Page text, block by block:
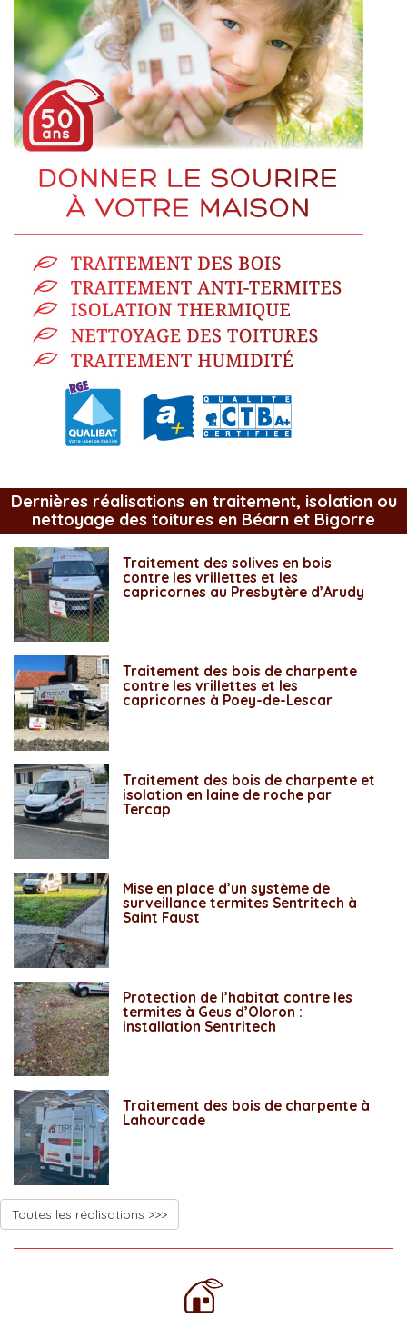
Dernières réalisations en traitement, isolation ou
nettoyage des toitures en Béarn et Bigorre
Traitement des solives en bois
contre les vrillettes et les
capricornes au Presbytère d’Arudy
Traitement des bois de charpente
contre les vrillettes et les
capricornes à Poey-de-Lescar
Traitement des bois de charpente et
isolation en laine de roche par
Tercap
Mise en place d’un système de
surveillance termites Sentritech à
Saint Faust
Protection de l’habitat contre les
termites à Geus d’Oloron :
installation Sentritech
Traitement des bois de charpente à
Lahourcade
Toutes les réalisations >>>